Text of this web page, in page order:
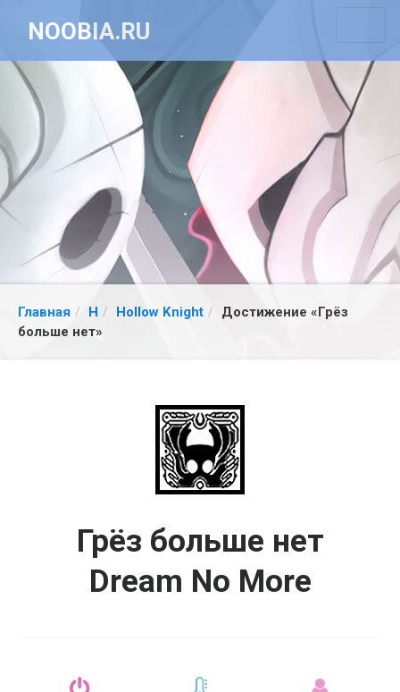
NOOBIA.RU
Главная H Hollow Knight
Достижение «Грёз
больше нет»
Грёз больше нет
Dream No More